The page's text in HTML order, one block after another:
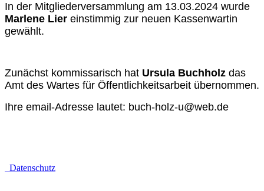
In der Mitgliederversammlung am 13.03.2024 wurde
Marlene Lier einstimmig zur neuen Kassenwartin
gewählt.
Zunächst kommissarisch hat Ursula Buchholz das
Amt des Wartes für Öffentlichkeitsarbeit übernommen.
Ihre email-Adresse lautet: buch-holz-u@web.de
Datenschutz